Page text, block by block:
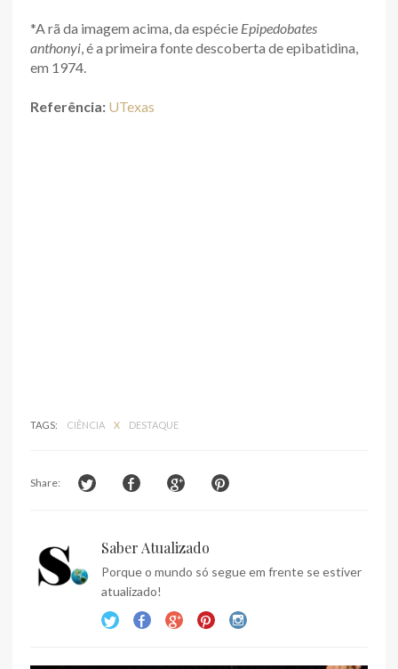
*A rã da imagem acima, da espécie Epipedobates
anthonyi , é a primeira fonte descoberta de epibatidina,
em 1974.
Referência: UTexas
TAGS: CIÊNCIA X DESTAQUE
Share:
Saber Atualizado
Porque o mundo só segue em frente se estiver
atualizado!